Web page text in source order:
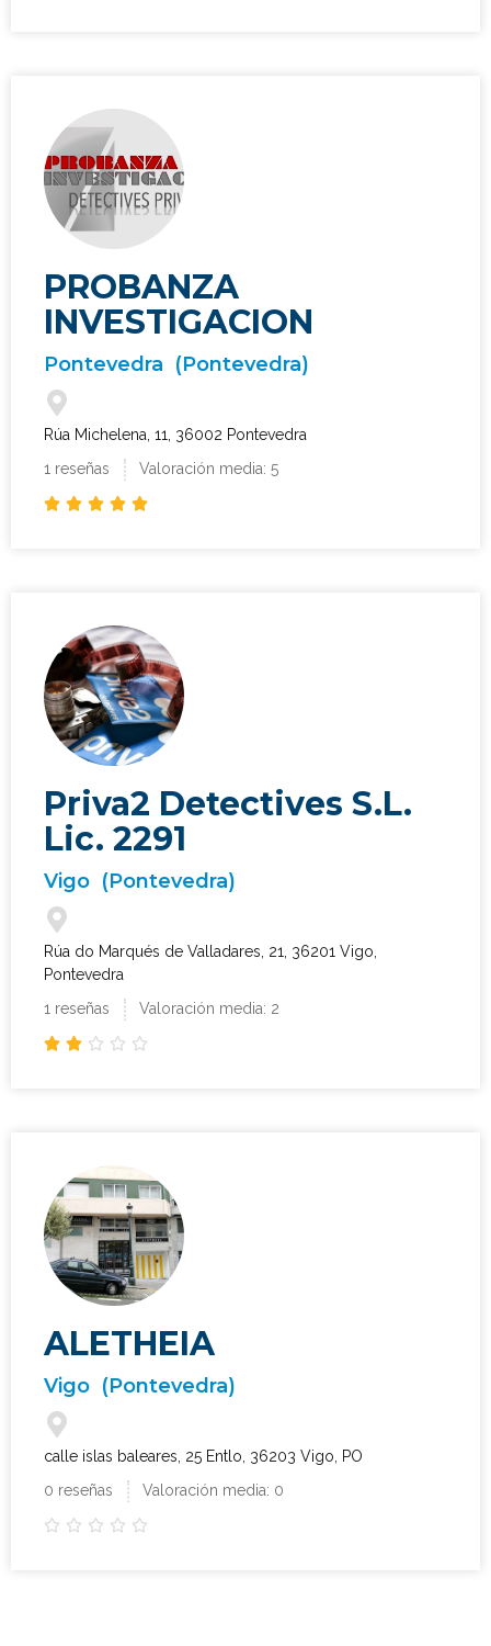
PROBANZA
INVESTIGACION
Pontevedra (Pontevedra)
Rúa Michelena, 11, 36002 Pontevedra
1 reseñas
Valoración media: 5
    
Priva2 Detectives S.L.
Lic. 2291
Vigo (Pontevedra)
Rúa do Marqués de Valladares, 21, 36201 Vigo,
Pontevedra
1 reseñas
Valoración media: 2
    
ALETHEIA
Vigo (Pontevedra)
calle islas baleares, 25 Entlo, 36203 Vigo, PO
0 reseñas
Valoración media: 0
    